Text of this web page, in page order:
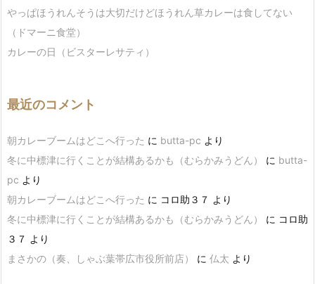
やっぱほうれんそうは大切だけどほうれん草カレーは食してない
（ドマーニ食堂）
カレーの日（ビスターレサティ）
最近のコメント
朝カレーブームはどこへ行った に butta-pc より
冬に中標津に行くことが結構あるかも（むらかみうどん）
に butta-
pc より
朝カレーブームはどこへ行った に コロ助３７ より
冬に中標津に行くことが結構あるかも（むらかみうどん）
に コロ助
３７ より
まさかの（奏、しゃぶ葉帯広市役所前店）
に 仏太 より